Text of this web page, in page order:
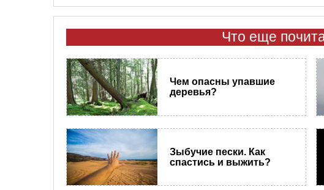
Что еще
Чем опасны упавшие
деревья?
Зыбучие пески. Как
спастись и выжить?